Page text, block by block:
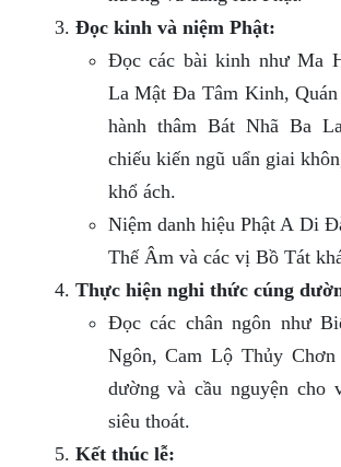
Đọc kinh và niệm Phật:
Đọc các bài kinh như Ma
La Mật Đa Tâm Kinh,
hành thâm Bát Nhã Ba
chiếu kiến ngũ uẩn giai
khổ ách.
Niệm danh hiệu Phật A Di
Thế Âm và các vị Bồ Tát
Thực hiện nghi thức cúng
Đọc các chân ngôn như
Ngôn, Cam Lộ Thủy Chơn
dường và cầu nguyện cho
siêu thoát.
Kết thúc lễ: